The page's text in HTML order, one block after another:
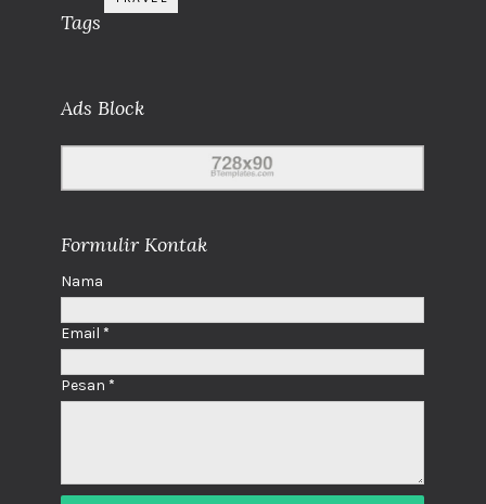
Tags
Ads Block
Formulir Kontak
Nama
Email *
Pesan *